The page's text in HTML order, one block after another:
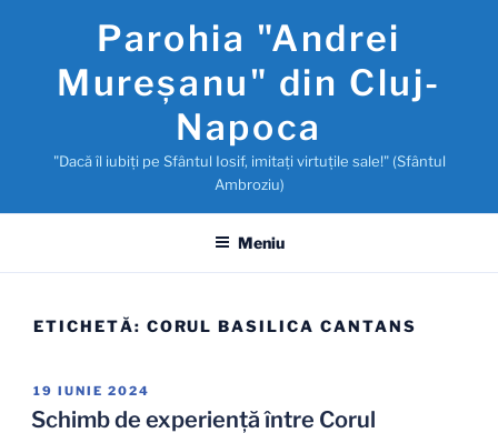
conținut
Parohia "Andrei
Mureşanu" din Cluj-
Napoca
"Dacă îl iubiţi pe Sfântul Iosif, imitaţi virtuţile sale!" (Sfântul
Ambroziu)
Meniu
ETICHETĂ: CORUL BASILICA CANTANS
PUBLICAT
PE
19 IUNIE 2024
Schimb de experiență între Corul